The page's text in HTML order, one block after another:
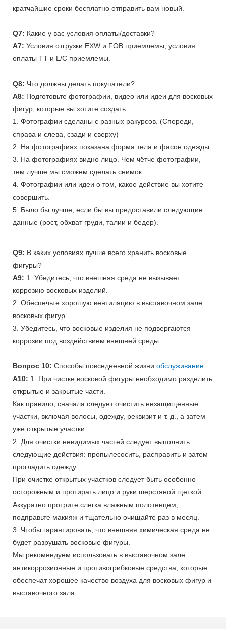
кратчайшие сроки бесплатно отправить вам новый.
Q7: Какие у вас условия оплаты/доставки?
A7: Условия отгрузки EXW и FOB приемлемы; условия
оплаты TT и L/C приемлемы.
Q8: Что должны делать покупатели?
A8: Подготовьте фотографии, видео или идеи для восковых
фигур, которые вы хотите создать.
1. Фотографии сделаны с разных ракурсов. (Спереди,
справа и слева, сзади и сверху)
2. На фотографиях показана форма тела и фасон одежды.
3. На фотографиях видно лицо. Чем чётче фотографии,
тем лучше мы сможем сделать снимок.
4. Фотографии или идеи о том, какое действие вы хотите
совершить.
5. Было бы лучше, если бы вы предоставили следующие
данные (рост, обхват груди, талии и бедер).
Q9: В каких условиях лучше всего хранить восковые
фигуры?
A9: 1. Убедитесь, что внешняя среда не вызывает
коррозию восковых изделий.
2. Обеспечьте хорошую вентиляцию в выставочном зале
восковых фигур.
3. Убедитесь, что восковые изделия не подвергаются
коррозии под воздействием внешней среды.
Вопрос 10: Способы повседневной жизни обслуживание
A10: 1. При чистке восковой фигуры необходимо разделить
открытые и закрытые части.
Как правило, сначала следует очистить незащищенные
участки, включая волосы, одежду, реквизит и т. д., а затем
уже открытые участки.
2. Для очистки невидимых частей следует выполнить
следующие действия: пропылесосить, расправить и затем
прогладить одежду.
При очистке открытых участков следует быть особенно
осторожным и протирать лицо и руки шерстяной щеткой.
Аккуратно протрите слегка влажным полотенцем,
подправьте макияж и тщательно очищайте раз в месяц.
3. Чтобы гарантировать, что внешняя химическая среда не
будет разрушать восковые фигуры.
Мы рекомендуем использовать в выставочном зале
антикоррозионные и противогрибковые средства, которые
обеспечат хорошее качество воздуха для восковых фигур и
выставочного зала.